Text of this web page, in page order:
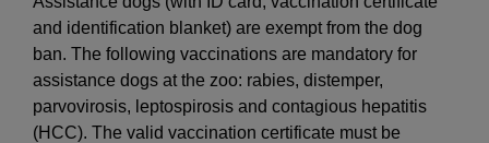
and identification blanket) are exempt from the dog
ban. The following vaccinations are mandatory for
assistance dogs at the zoo: rabies, distemper,
parvovirosis, leptospirosis and contagious hepatitis
(HCC). The valid vaccination certificate must be